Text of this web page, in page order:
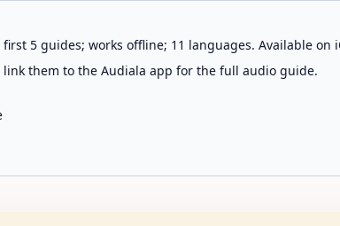
5 guides; works offline; 11 languages. Available on
them to the Audiala app for the full audio guide.